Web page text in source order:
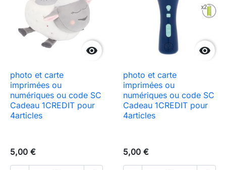

photo et carte
imprimées ou
numériques ou code SC
Cadeau 1CREDIT pour
4articles
5,00 €

photo et carte
imprimées ou
numériques ou code SC
Cadeau 1CREDIT pour
4articles
5,00 €